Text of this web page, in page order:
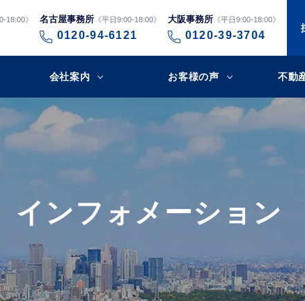
18:00》 名古屋事務所《平日9:00-18:00》
0120-94-6121
大阪事務所《平日9:00-18:00》
0120-39-3704
会社案内 お客様の声 不動
インフォメーション